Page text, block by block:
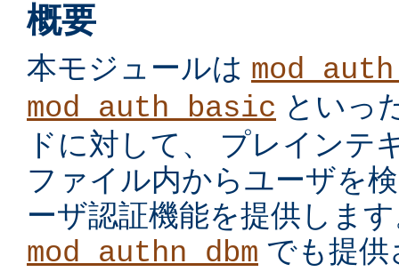
概要
本モジュールは
mod_auth_basic といっ
ドに対して、 プレインテ
ファイル内からユーザを
ーザ認証機能を提供しま
mod_authn_dbm でも提